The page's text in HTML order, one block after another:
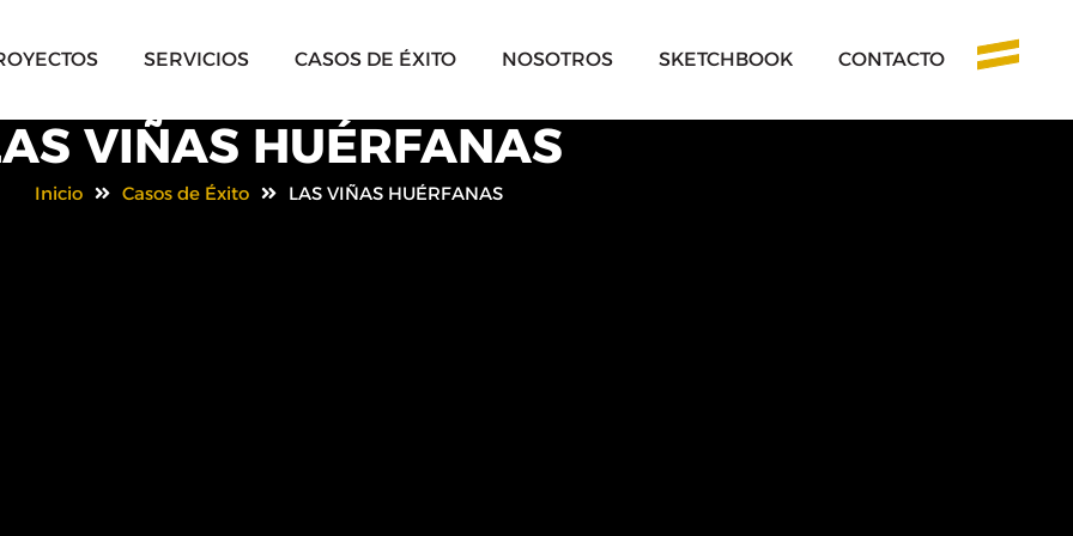
SERVICIOS CASOS DE ÉXITO NOSOTROS SKETCHBOOK CONTACTO
VIÑAS HUÉRFANAS
Inicio Casos de Éxito LAS VIÑAS HUÉRFANAS